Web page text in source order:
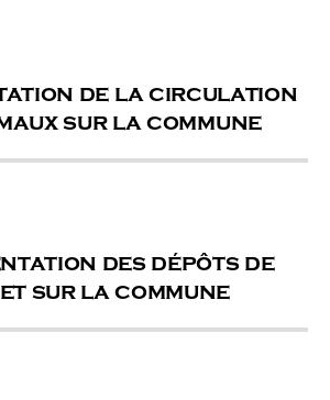
de la circulation
sur la commune
des dépôts de
sur la commune